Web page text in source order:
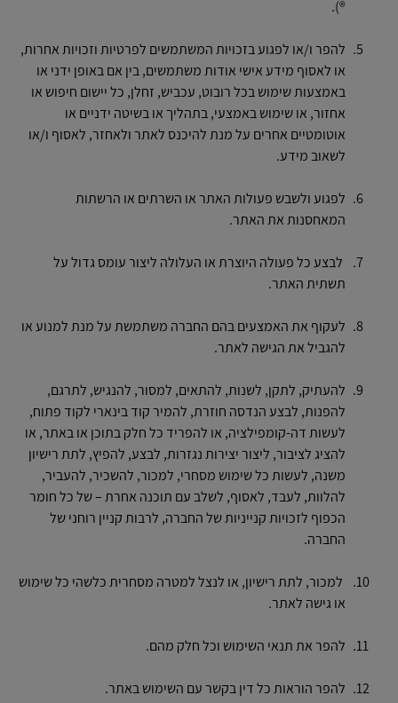
®).
להפר ו/או לפגוע בזכויות המשתמשים לפרטיות וזכויות אחרות,
או לאסוף מידע אישי אודות משתמשים, בין אם באופן ידני או
באמצעות שימוש בכל רובוט, עכביש, זחלן, כל יישום חיפוש או
אחזור, או שימוש באמצעי, בתהליך או בשיטה ידניים או
אוטומטיים אחרים על מנת להיכנס לאתר ולאחזר, לאסוף ו/או
לשאוב מידע.
לפגוע ולשבש פעולות האתר או השרתים או הרשתות
המאחסנות את האתר.
לבצע כל פעולה היוצרת או העלולה ליצור עומס גדול על
תשתית האתר.
לעקוף את האמצעים בהם החברה משתמשת על מנת למנוע או
להגביל את הגישה לאתר.
להעתיק, לתקן, לשנות, להתאים, למסור, להנגיש, לתרגם,
להפנות, לבצע הנדסה חוזרת, להמיר קוד בינארי לקוד פתוח,
לעשות דה-קומפילציה, או להפריד כל חלק בתוכן או באתר, או
להציג לציבור, ליצור יצירות נגזרות, לבצע, להפיץ, לתת רישיון
משנה, לעשות כל שימוש מסחרי, למכור, להשכיר, להעביר,
להלוות, לעבד, לאסוף, לשלב עם תוכנה אחרת – של כל חומר
הכפוף לזכויות קנייניות של החברה, לרבות קניין רוחני של
החברה.
למכור, לתת רישיון, או לנצל למטרה מסחרית כלשהי כל שימוש
או גישה לאתר.
להפר את תנאי השימוש וכל חלק מהם.
להפר הוראות כל דין בקשר עם השימוש באתר.